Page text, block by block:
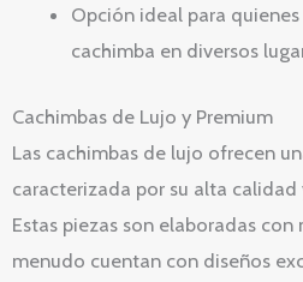
Opción ideal para
cachimba en diversos
Cachimbas de Lujo y Premium
Las cachimbas de lujo ofrecen
caracterizada por su alta
Estas piezas son elaboradas
menudo cuentan con diseños